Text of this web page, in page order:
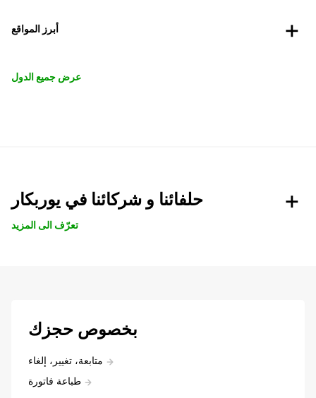
أبرز المواقع
عرض جميع الدول
حلفائنا و شركائنا في يوربكار
تعرّف الى المزيد
بخصوص حجزك
متابعة، تغيير، إلغاء
طباعة فاتورة